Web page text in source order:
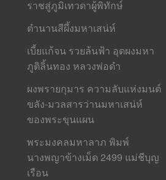
ราชสู่ภูมิเทวดาผู้พิทักษ์
ตำนานสีผึ้งมหาเสน่ห์
เบี้ยแก้จน รวยล้นฟ้า อุดผงมหา
ภูติลิ้นทอง หลวงพ่อดำ
ผงพรายกุมาร ความลับแห่งมนต์
ขลัง-มวลสารว่านมหาเสน่ห์
ของพระขุนแผน
พระมงคลมหาลาภ พิมพ์
นางพญาข้างเม็ด 2499 แม่ชีบุญ
เรือน